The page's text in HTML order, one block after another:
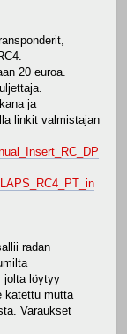
20 euroa.
ja
linkit valmistajan
radan
jolta löytyy
katettu mutta
Varaukset